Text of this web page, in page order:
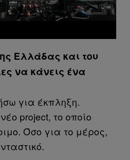
Ελλάδας και του
να κάνεις ένα
για έκπληξη.
project, το οποίο
Όσο για το μέρος,